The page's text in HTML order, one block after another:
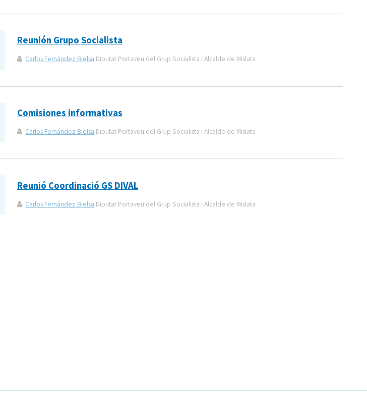
Reunión Grupo Socialista
Carlos Fernández Bielsa Diputat Portaveu del Grup Socialista i Alcalde de Mislata
Comisiones informativas
Carlos Fernández Bielsa Diputat Portaveu del Grup Socialista i Alcalde de Mislata
Reunió Coordinació GS DIVAL
Carlos Fernández Bielsa Diputat Portaveu del Grup Socialista i Alcalde de Mislata